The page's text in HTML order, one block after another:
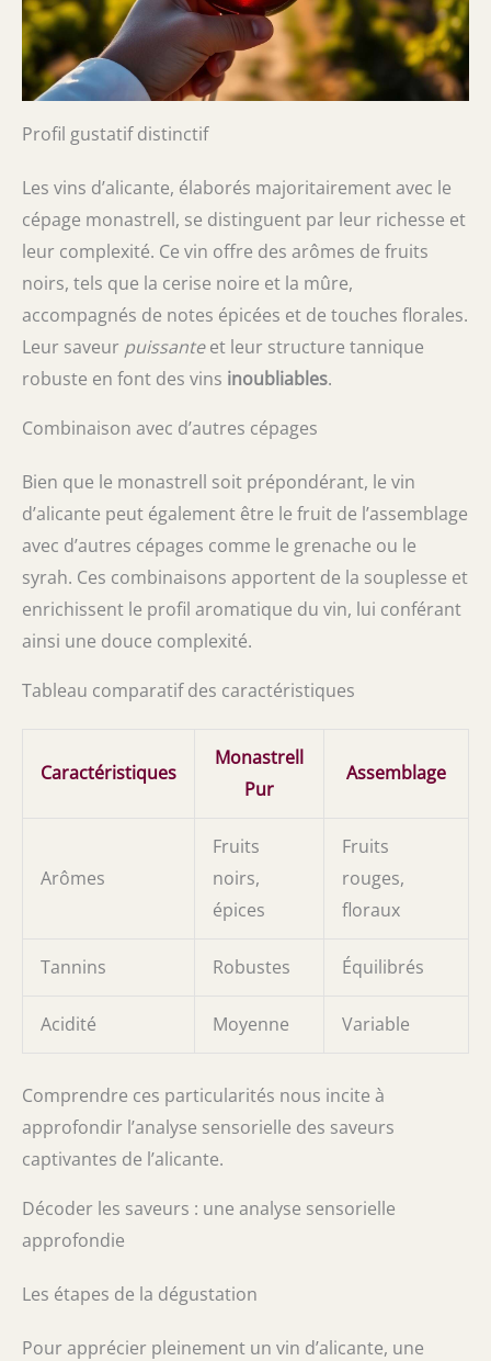
Profil gustatif distinctif
Les vins d’alicante, élaborés majoritairement avec le
cépage monastrell, se distinguent par leur richesse et
leur complexité. Ce vin offre des arômes de fruits
noirs, tels que la cerise noire et la mûre,
accompagnés de notes épicées et de touches florales.
Leur saveur puissanteet leur structure tannique
robuste en font des vins inoubliables.
Combinaison avec d’autres cépages
Bien que le monastrell soit prépondérant, le vin
d’alicante peut également être le fruit de l’assemblage
avec d’autres cépages comme le grenache ou le
syrah. Ces combinaisons apportent de la souplesse et
enrichissent le profil aromatique du vin, lui conférant
ainsi une douce complexité.
Tableau comparatif des caractéristiques
Caractéristiques
Monastrell
Pur
Assemblage
Arômes
Fruits
noirs,
épices
Fruits
rouges,
floraux
Tannins Robustes Équilibrés
Acidité Moyenne Variable
Comprendre ces particularités nous incite à
approfondir l’analyse sensorielle des saveurs
captivantes de l’alicante.
Décoder les saveurs : une analyse sensorielle
approfondie
Les étapes de la dégustation
Pour apprécier pleinement un vin d’alicante, une